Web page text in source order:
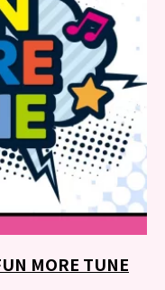
MORE TUNE